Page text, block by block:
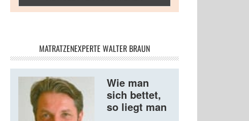
MATRATZENEXPERTE WALTER BRAUN
Wie man
sich bettet,
so liegt man